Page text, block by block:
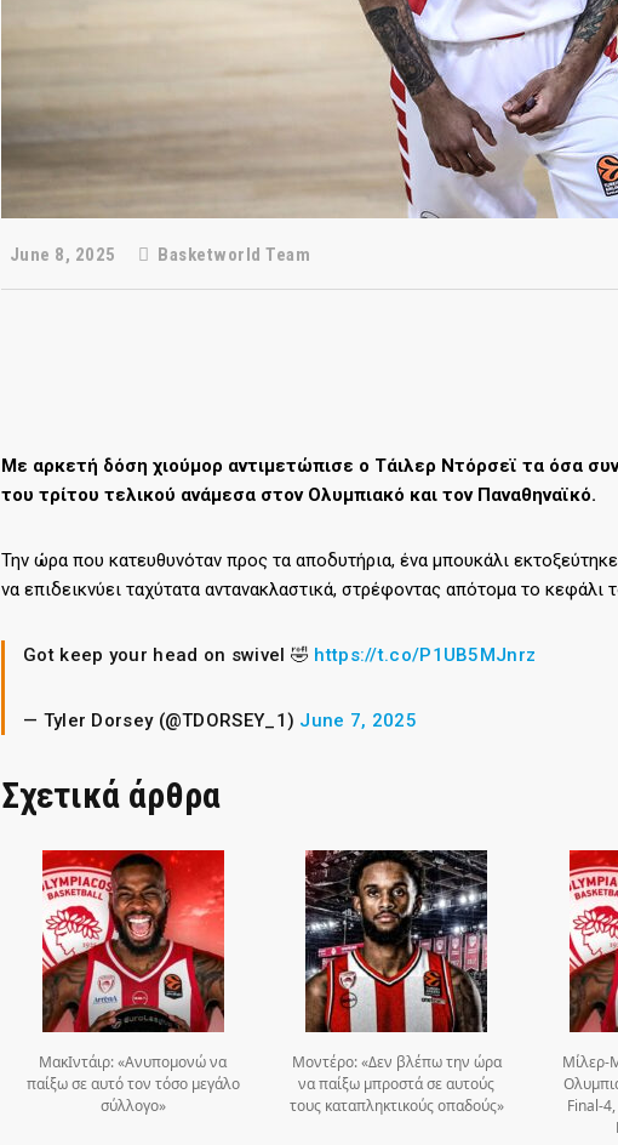
June 8, 2025 Basketworld Team
Με αρκετή δόση χιούμορ αντιμετώπισε ο Τάιλερ Ντόρσεϊ τα όσα
του τρίτου τελικού ανάμεσα στον Ολυμπιακό και τον Παναθηναϊκό.
Την ώρα που κατευθυνόταν προς τα αποδυτήρια, ένα μπουκάλι
να επιδεικνύει ταχύτατα αντανακλαστικά, στρέφοντας απότομα το κεφάλι
Got keep your head on swivel 🤣 https://t.co/P1UB5MJnrz
— Tyler Dorsey (@TDORSEY_1) June 7, 2025
Σχετικά άρθρα
ΜακΙντάιρ: «Ανυπομονώ να
παίξω σε αυτό τον τόσο μεγάλο
σύλλογο»
Μοντέρο: «Δεν βλέπω την ώρα
να παίξω μπροστά σε αυτούς
τους καταπληκτικούς οπαδούς»
Μίλερ-
Final-